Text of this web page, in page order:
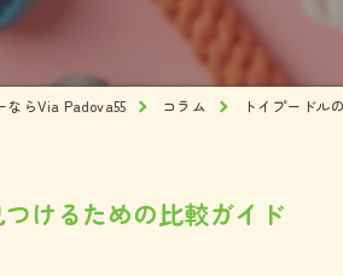
ならVia Padova55 コラム トイプードル
けるための比較ガイド